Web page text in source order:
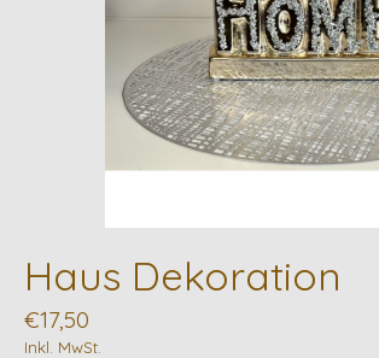
Haus Dekoration
€17,50
Inkl. MwSt.